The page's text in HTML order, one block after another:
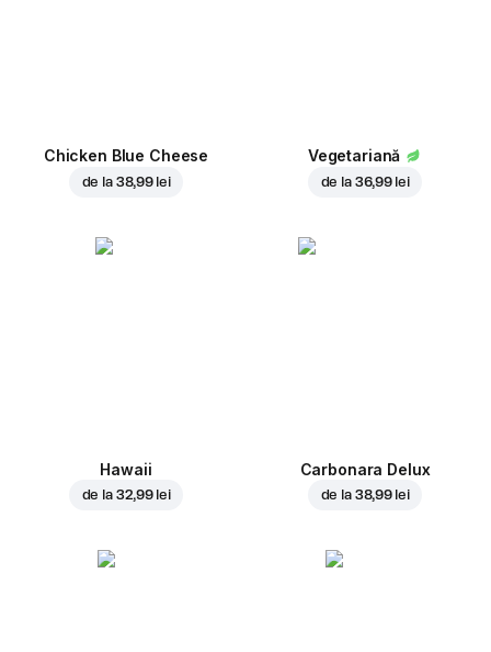
Chicken Blue Cheese
de la 38,99 lei
Vegetariană
de la 36,99 lei
Hawaii
de la 32,99 lei
Carbonara Delux
de la 38,99 lei